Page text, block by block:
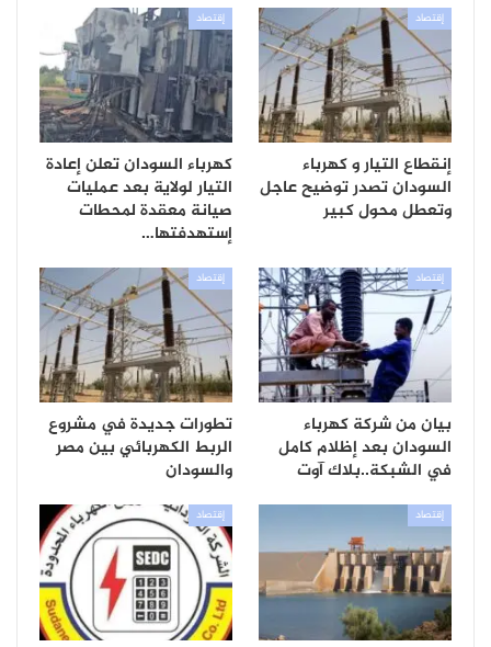
إقتصاد
إنقطاع التيار و كهرباء
السودان تصدر توضيح عاجل
وتعطل محول كبير
إقتصاد
كهرباء السودان تعلن إعادة
التيار لولاية بعد عمليات
صيانة معقدة لمحطات
إستهدفتها…
إقتصاد
بيان من شركة كهرباء
السودان بعد إظلام كامل
في الشبكة..بلاك آوت
إقتصاد
تطورات جديدة في مشروع
الربط الكهربائي بين مصر
والسودان
إقتصاد إقتصاد